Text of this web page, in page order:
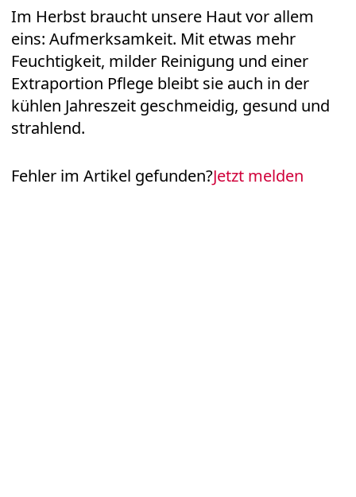
Im Herbst braucht unsere Haut vor allem
eins: Aufmerksamkeit. Mit etwas mehr
Feuchtigkeit, milder Reinigung und einer
Extraportion Pflege bleibt sie auch in der
kühlen Jahreszeit geschmeidig, gesund und
strahlend.
Fehler im Artikel gefunden?Jetzt melden